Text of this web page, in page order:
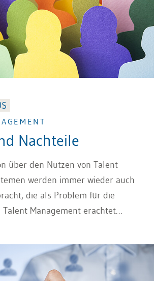
Nachteile
über den Nutzen von Talent
werden immer wieder auch
die als Problem für die
Management erachtet